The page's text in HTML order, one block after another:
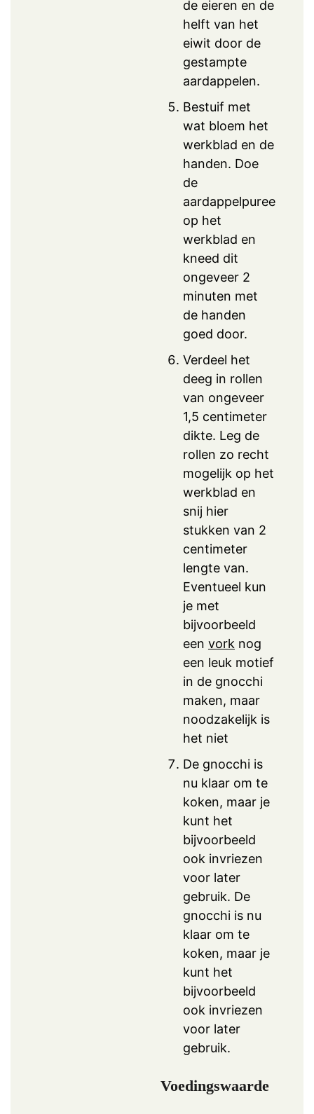
de eieren en de
helft van het
eiwit door de
gestampte
aardappelen.
Bestuif met
wat bloem het
werkblad en de
handen. Doe
de
aardappelpuree
op het
werkblad en
kneed dit
ongeveer 2
minuten met
de handen
goed door.
Verdeel het
deeg in rollen
van ongeveer
1,5 centimeter
dikte. Leg de
rollen zo recht
mogelijk op het
werkblad en
snij hier
stukken van 2
centimeter
lengte van.
Eventueel kun
je met
bijvoorbeeld
een vork nog
een leuk motief
in de gnocchi
maken, maar
noodzakelijk is
het niet
De gnocchi is
nu klaar om te
koken, maar je
kunt het
bijvoorbeeld
ook invriezen
voor later
gebruik. De
gnocchi is nu
klaar om te
koken, maar je
kunt het
bijvoorbeeld
ook invriezen
voor later
gebruik.
Voedingswaarde